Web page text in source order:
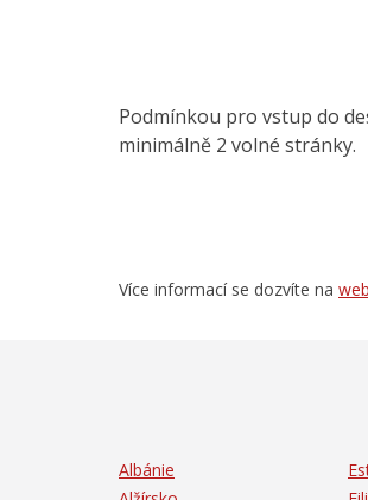
Podmínkou pro vstup do
minimálně 2 volné stránky.
Více informací se dozvíte na
Albánie